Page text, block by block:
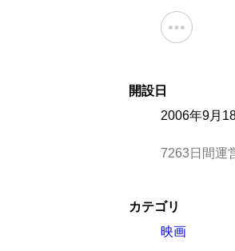
開設日
2006年9月
7263日間運
カテゴリ
映画